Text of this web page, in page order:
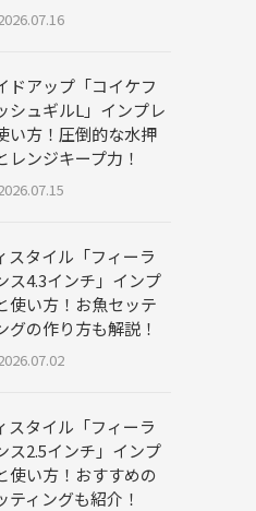
ドアップ「コイケフ
シュギルL」インプレ
い方！圧倒的な水押
レンジキープ力！
スタイル「フィーラ
ス4.3インチ」インプ
使い方！お魚セッテ
グの作り方も解説！
スタイル「フィーラ
ス2.5インチ」インプ
使い方！おすすめの
ティングも紹介！